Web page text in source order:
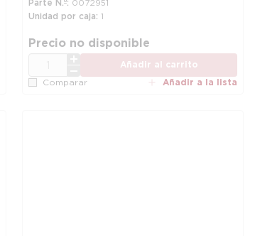
más información
Parte N.º 0072951
Unidad por caja 1
Precio no disponible
Añadir al carrito
Comparar Añadir a la lista